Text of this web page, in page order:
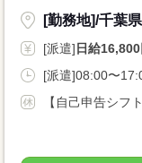
[勤務地]/千葉
[派遣] 日給
[派遣]08:00〜